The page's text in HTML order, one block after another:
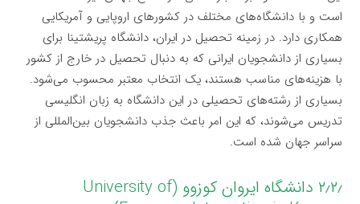
است و با دانشگاه‌های مختلف در کشورهای اروپایی و آمریکایی
همکاری دارد. در زمینه تحصیل در ایران، دانشگاه پریشتینا برای
بسیاری از دانشجویان ایرانی که به دنبال تحصیل در خارج از کشور
با هزینه‌های مناسب هستند، یک انتخاب معتبر محسوب می‌شود.
بسیاری از رشته‌های تحصیلی در این دانشگاه به زبان انگلیسی
تدریس می‌شوند، که این امر باعث جذب دانشجویان بین‌المللی از
سراسر جهان شده است.
۲٫۲٫ دانشگاه ایروان کوزوو (University of